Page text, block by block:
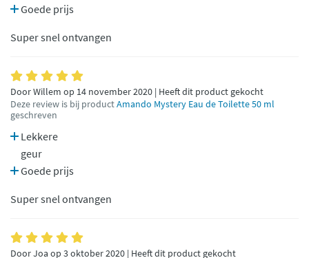
Goede prijs
Super snel ontvangen
Door Willem op 14 november 2020 | Heeft dit product gekocht
Deze review is bij productAmando Mystery Eau de Toilette 50 ml
geschreven
Lekkere
geur
Goede prijs
Super snel ontvangen
Door Joa op 3 oktober 2020 | Heeft dit product gekocht